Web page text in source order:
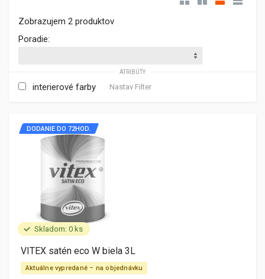
Zobrazujem 2 produktov
Poradie:
ATRIBÚTY
interierové farby Nastav Filter
Skladom: 0 ks
DODANIE DO 72HOD.
VITEX satén eco W biela 3L
Aktuálne vypredané – na objednávku